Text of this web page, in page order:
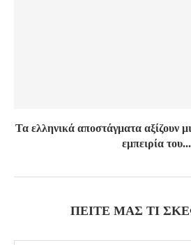
Τα ελληνικά αποστάγματα αξίζουν
εμπειρία του...
ΠΕΊΤΕ ΜΑΣ ΤΙ